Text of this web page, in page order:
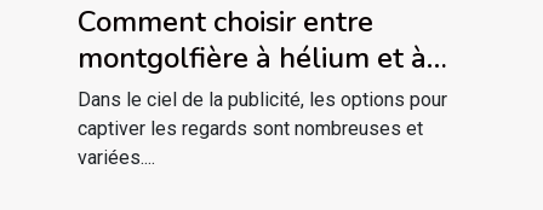
Comment choisir entre
montgolfière à hélium et à
air pulsé pour votre publicité
Dans le ciel de la publicité, les options pour
captiver les regards sont nombreuses et
variées....